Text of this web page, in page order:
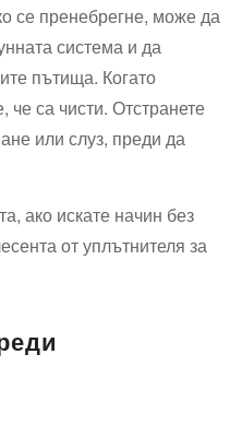
се пренебрегне, може да
система и да
пътища. Когато
че са чисти. Отстранете
или слуз, преди да
ако искате начин без
от уплътнителя за